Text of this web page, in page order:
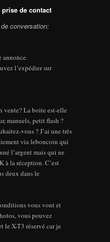
de contact
conversation:
annonce.
l’expédier sur
vente? La boite est-elle
manuels, petit flash ?
vous ? J’ai une très
via leboncoin qui
l’argent mais qui ne
à la réception. C’est
deux dans le
vous vont et
vous pouvez
le X-T3 réservé car je